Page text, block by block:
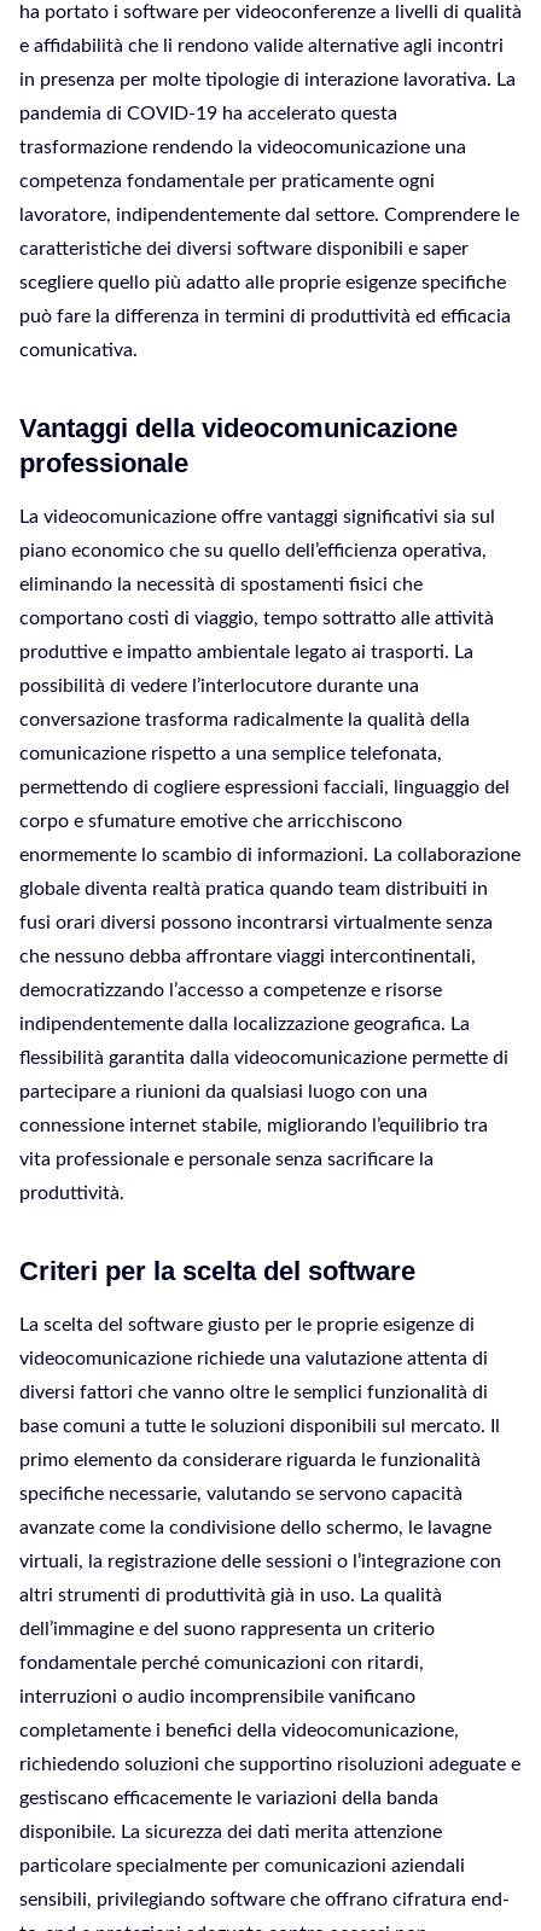
ha portato i software per videoconferenze a livelli di qualità
e affidabilità che li rendono valide alternative agli incontri
in presenza per molte tipologie di interazione lavorativa. La
pandemia di COVID-19 ha accelerato questa
trasformazione rendendo la videocomunicazione una
competenza fondamentale per praticamente ogni
lavoratore, indipendentemente dal settore. Comprendere le
caratteristiche dei diversi software disponibili e saper
scegliere quello più adatto alle proprie esigenze specifiche
può fare la differenza in termini di produttività ed efficacia
comunicativa.
Vantaggi della videocomunicazione
professionale
La videocomunicazione offre vantaggi significativi sia sul
piano economico che su quello dell’efficienza operativa,
eliminando la necessità di spostamenti fisici che
comportano costi di viaggio, tempo sottratto alle attività
produttive e impatto ambientale legato ai trasporti. La
possibilità di vedere l’interlocutore durante una
conversazione trasforma radicalmente la qualità della
comunicazione rispetto a una semplice telefonata,
permettendo di cogliere espressioni facciali, linguaggio del
corpo e sfumature emotive che arricchiscono
enormemente lo scambio di informazioni. La collaborazione
globale diventa realtà pratica quando team distribuiti in
fusi orari diversi possono incontrarsi virtualmente senza
che nessuno debba affrontare viaggi intercontinentali,
democratizzando l’accesso a competenze e risorse
indipendentemente dalla localizzazione geografica. La
flessibilità garantita dalla videocomunicazione permette di
partecipare a riunioni da qualsiasi luogo con una
connessione internet stabile, migliorando l’equilibrio tra
vita professionale e personale senza sacrificare la
produttività.
Criteri per la scelta del software
La scelta del software giusto per le proprie esigenze di
videocomunicazione richiede una valutazione attenta di
diversi fattori che vanno oltre le semplici funzionalità di
base comuni a tutte le soluzioni disponibili sul mercato. Il
primo elemento da considerare riguarda le funzionalità
specifiche necessarie, valutando se servono capacità
avanzate come la condivisione dello schermo, le lavagne
virtuali, la registrazione delle sessioni o l’integrazione con
altri strumenti di produttività già in uso. La qualità
dell’immagine e del suono rappresenta un criterio
fondamentale perché comunicazioni con ritardi,
interruzioni o audio incomprensibile vanificano
completamente i benefici della videocomunicazione,
richiedendo soluzioni che supportino risoluzioni adeguate e
gestiscano efficacemente le variazioni della banda
disponibile. La sicurezza dei dati merita attenzione
particolare specialmente per comunicazioni aziendali
sensibili, privilegiando software che offrano cifratura end-